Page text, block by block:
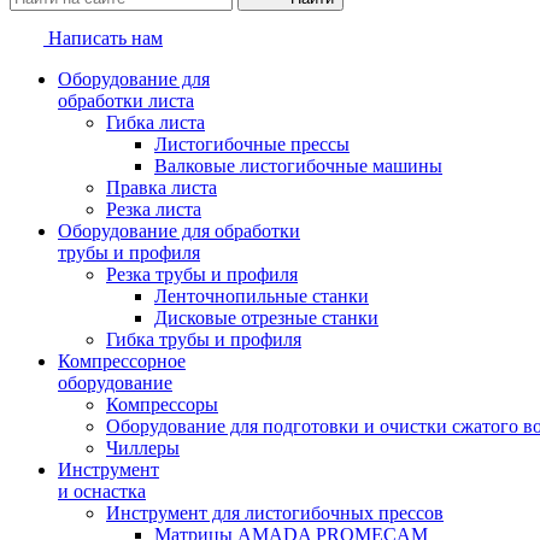
Написать нам
Оборудование для
обработки листа
Гибка листа
Листогибочные прессы
Валковые листогибочные машины
Правка листа
Резка листа
Оборудование для обработки
трубы и профиля
Резка трубы и профиля
Ленточнопильные станки
Дисковые отрезные станки
Гибка трубы и профиля
Компрессорное
оборудование
Компрессоры
Оборудование для подготовки и очистки сжатого
Чиллеры
Инструмент
и оснастка
Инструмент для листогибочных прессов
Матрицы AMADA PROMECAM